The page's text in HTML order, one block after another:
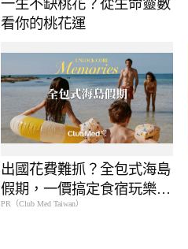
一生不缺桃花？從生命靈數
看你的桃花運
出國花費難抓？全包式海島
假期，一價搞定食宿玩樂，
省錢更省心！
PR（Club Med Taiwan）